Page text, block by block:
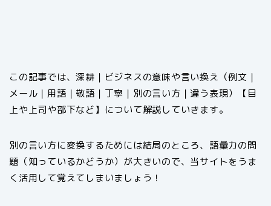
この記事では、深耕｜ビジネスの意味や言い換え（例文｜
メール｜用語｜敬語｜丁寧｜別の言い方｜違う表現）【目
上や上司や部下など】について解説していきます。
別の言い方に変換するためには結局のところ、語彙力の問
題（知っているかどうか）が大きいので、当サイトをうま
く活用して覚えてしまいましょう！